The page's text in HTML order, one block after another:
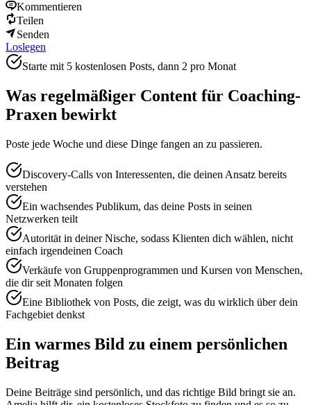
Kommentieren
Teilen
Senden
Loslegen
Starte mit 5 kostenlosen Posts, dann 2 pro Monat
Was regelmäßiger Content für Coaching-
Praxen bewirkt
Poste jede Woche und diese Dinge fangen an zu passieren.
Discovery-Calls von Interessenten, die deinen Ansatz bereits
verstehen
Ein wachsendes Publikum, das deine Posts in seinen
Netzwerken teilt
Autorität in deiner Nische, sodass Klienten dich wählen, nicht
einfach irgendeinen Coach
Verkäufe von Gruppenprogrammen und Kursen von Menschen,
die dir seit Monaten folgen
Eine Bibliothek von Posts, die zeigt, was du wirklich über dein
Fachgebiet denkst
Ein warmes Bild zu einem persönlichen
Beitrag
Deine Beiträge sind persönlich, und das richtige Bild bringt sie an.